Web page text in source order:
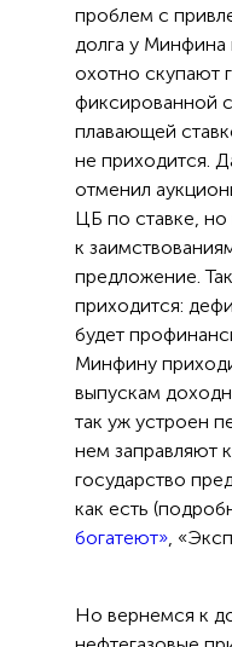
проблем с
долга у Минфина
охотно скупают
фиксированной
плавающей
не приходится.
отменил
ЦБ по ставке,
к
предложение.
приходится:
будет
Минфину
выпускам
так уж устроен
нем заправляют
государство
как есть
богатеют»,
Но вернемся к